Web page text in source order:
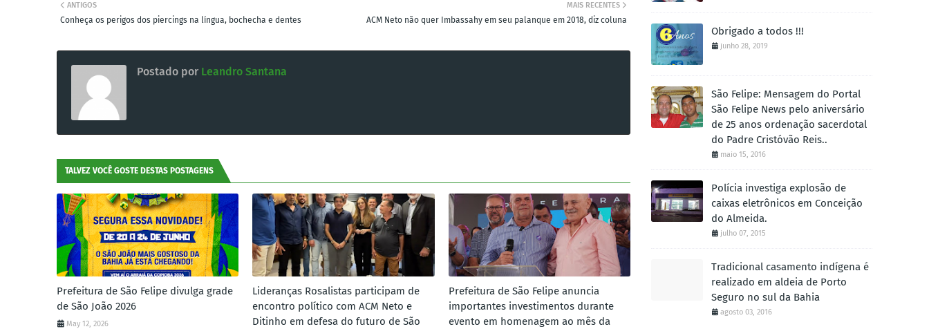
MAIS RECENTES
ACM Neto não quer Imbassahy em seu palanque em 2018, diz coluna
ANTIGOS
Conheça os perigos dos piercings na língua, bochecha e dentes
Postado por Leandro Santana
TALVEZ VOCÊ GOSTE DESTAS POSTAGENS
Prefeitura de São Felipe divulga grade
de São João 2026
May 12, 2026
Lideranças Rosalistas participam de
encontro político com ACM Neto e
Ditinho em defesa do futuro de São
Prefeitura de São Felipe anuncia
importantes investimentos durante
evento em homenagem ao mês da
Obrigado a todos !!!
junho 28, 2019
São Felipe: Mensagem do Portal
São Felipe News pelo aniversário
de 25 anos ordenação sacerdotal
do Padre Cristóvão Reis..
maio 15, 2016
Polícia investiga explosão de
caixas eletrônicos em Conceição
do Almeida.
julho 07, 2015
Tradicional casamento indígena é
realizado em aldeia de Porto
Seguro no sul da Bahia
agosto 03, 2016